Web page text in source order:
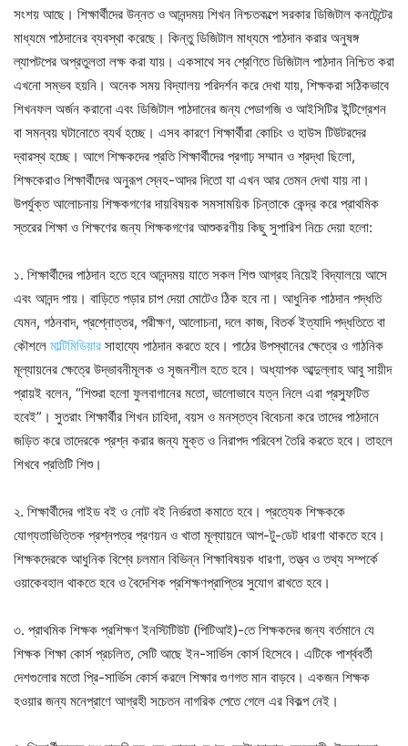
সংশয় আছে। শিক্ষার্থীদের উন্নত ও আনন্দময় শিখন নিশ্চতকল্পে সরকার ডিজিটাল কনটেন্টের
মাধ্যমে পাঠদানের ব্যবস্থা করেছে। কিন্তু ডিজিটাল মাধ্যমে পাঠদান করার অনুষঙ্গ
ল্যাপটপের অপ্রতুলতা লক্ষ করা যায়। একসাথে সব শ্রেণিতে ডিজিটাল পাঠদান নিশ্চিত করা
এখনো সম্ভব হয়নি। অনেক সময় বিদ্যালয় পরিদর্শন করে দেখা যায়, শিক্ষকরা সঠিকভাবে
শিখনফল অর্জন করানো এবং ডিজিটাল পাঠদানের জন্য পেডাগজি ও আইসিটির ইন্টিগ্রেশন
বা সমন্বয় ঘটানোতে ব্যর্থ হচ্ছে। এসব কারণে শিক্ষার্থীরা কোচিং ও হাউস টিউটরদের
দ্বারস্থ হচ্ছে। আগে শিক্ষকদের প্রতি শিক্ষার্থীদের প্রগাঢ় সম্মান ও শ্রদ্ধা ছিলো,
শিক্ষকেরাও শিক্ষার্থীদের অনুরূপ স্নেহ-আদর দিতো যা এখন আর তেমন দেখা যায় না।
উপর্যুক্ত আলোচনায় শিক্ষকগণের দায়বিষয়ক সমসাময়িক চিন্তাকে কেন্দ্র করে প্রাথমিক
স্তরের শিক্ষা ও শিক্ষণের জন্য শিক্ষকগণের আশুকরণীয় কিছু সুপারিশ নিচে দেয়া হলো:
১. শিক্ষার্থীদের পাঠদান হতে হবে আনন্দময় যাতে সকল শিশু আগ্রহ নিয়েই বিদ্যালয়ে আসে
এবং আনন্দ পায়। বাড়িতে পড়ার চাপ দেয়া মোটেও ঠিক হবে না। আধুনিক পাঠদান পদ্ধতি
যেমন, গঠনবাদ, প্রশ্নোত্তর, পরীক্ষণ, আলোচনা, দলে কাজ, বিতর্ক ইত্যাদি পদ্ধতিতে বা
কৌশলে মাল্টিমিডিয়ার সাহায্যে পাঠদান করতে হবে। পাঠের উপস্থানের ক্ষেত্রে ও গাঠনিক
মূল্যায়নের ক্ষেত্রে উদ্ভাবনীমূলক ও সৃজনশীল হতে হবে। অধ্যাপক আব্দুল্লাহ আবু সায়ীদ
প্রায়ই বলেন, “শিশুরা হলো ফুলবাগানের মতো, ভালোভাবে যত্ন নিলে এরা প্রস্ফুটিত
হবেই”। সুতরাং শিক্ষার্থীর শিখন চাহিদা, বয়স ও মনস্তত্ব বিবেচনা করে তাদের পাঠদানে
জড়িত করে তাদেরকে প্রশ্ন করার জন্য মুক্ত ও নিরাপদ পরিবেশ তৈরি করতে হবে। তাহলে
শিখবে প্রতিটি শিশু।
২. শিক্ষার্থীদের গাইড বই ও নোট বই নির্ভরতা কমাতে হবে। প্রত্যেক শিক্ষককে
যোগ্যতাভিত্তিক প্রশ্নপত্র প্রণয়ন ও খাতা মূল্যায়নে আপ-টু-ডেট ধারণা থাকতে হবে।
শিক্ষকদেরকে আধুনিক বিশ্বে চলমান বিভিন্ন শিক্ষাবিষয়ক ধারণা, তত্ত্ব ও তথ্য সম্পর্কে
ওয়াকেবহাল থাকতে হবে ও বৈদেশিক প্রশিক্ষণপ্রাপ্তির সুযোগ রাখতে হবে।
৩. প্রাথমিক শিক্ষক প্রশিক্ষণ ইনস্টিটিউট (পিটিআই)-তে শিক্ষকদের জন্য বর্তমানে যে
শিক্ষক শিক্ষা কোর্স প্রচলিত, সেটি আছে ইন-সার্ভিস কোর্স হিসেবে। এটিকে পার্শ্ববর্তী
দেশগুলোর মতো প্রি-সার্ভিস কোর্স করলে শিক্ষার গুণগত মান বাড়বে। একজন শিক্ষক
হওয়ার জন্য মনেপ্রাণে আগ্রহী সচেতন নাগরিক পেতে গেলে এর বিকল্প নেই।